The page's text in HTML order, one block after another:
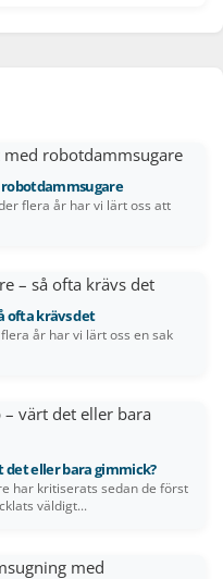
flera år har vi lärt oss att
ofta krävs det
år har vi lärt oss en sak
det eller bara gimmick?
har kritiserats sedan de först
väldigt...